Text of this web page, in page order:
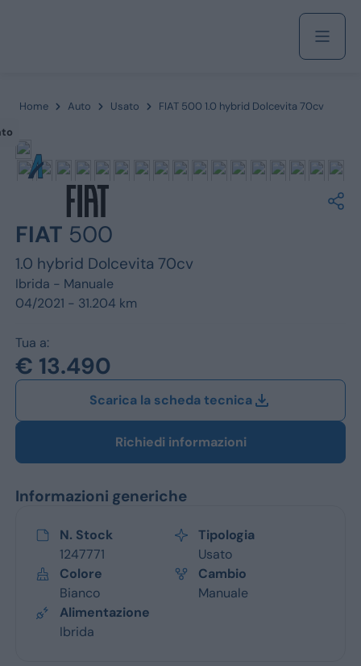
Acquista
Azienda
Alfa Romeo
Dacia
Opel
Vedi tutti i marchi
Home Auto Usato
FIAT 500 1.0 hybrid Dolcevita 70cv
FIAT 500
1.0 hybrid Dolcevita 70cv
Ibrida - Manuale
04/2021 - 31.204 km
Tua a:
€ 13.490
Scarica la scheda tecnica
Richiedi informazioni
Informazioni generiche
N. Stock
1247771
Tipologia
Usato
Colore
Bianco
Cambio
Manuale
Alimentazione
Ibrida